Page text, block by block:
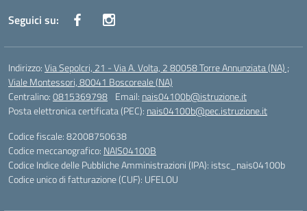
Seguici su:
Indirizzo:Via Sepolcri, 21 - Via A. Volta, 2 80058 Torre Annunziata (NA) ;
Viale Montessori, 80041 Boscoreale (NA)
Centralino:0815369798 Email: nais04100b@istruzione.it
Posta elettronica certificata (PEC): nais04100b@pec.istruzione.it
Codice fiscale: 82008750638
Codice meccanografico: NAIS04100B
Codice Indice delle Pubbliche Amministrazioni (IPA): istsc_nais04100b
Codice unico di fatturazione (CUF): UFELOU